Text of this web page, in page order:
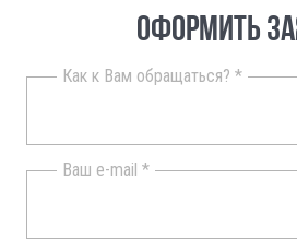
ОФОРМИТЬ
Как к Вам обращаться? *
Ваш e-mail *